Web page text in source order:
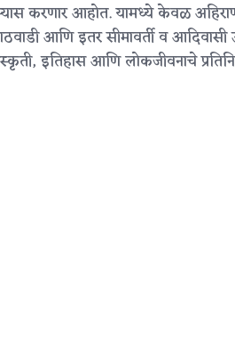
करणार आहोत. यामध्ये केवळ
आणि इतर सीमावर्ती व आदिवासी
इतिहास आणि लोकजीवनाचे